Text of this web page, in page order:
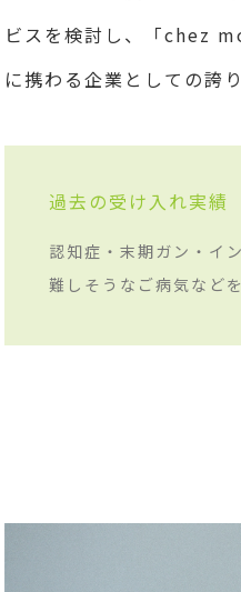
ビスを検討し、「chez
に携わる企業としての誇
過去の受け入れ実績
認知症・末期ガン・イ
難しそうなご病気など